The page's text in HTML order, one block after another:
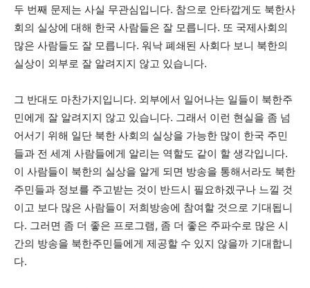
두 번째 문제는 사실 무관심입니다. 참으로 안타깝게도 북한사
회의 실상에 대해 한국 사람들은 잘 모릅니다. 또 국제사회의
많은 사람들도 잘 모릅니다. 워낙 폐쇄된 사회다 보니 북한의
실상이 외부로 잘 알려지지 않고 있습니다.
그 반대도 마찬가지입니다. 외부에서 일어나는 일들이 북한주
민에게 잘 알려지지 않고 있습니다. 그래서 이런 현실을 좀 넘
어서기 위해 일단 북한 사회의 실상을 가능한 많이 한국 주민
들과 전 세계 사람들에게 알리는 역할도 같이 할 생각입니다.
이 사람들이 북한의 실상을 알게 되면 방송을 통해서라도 북한
주민들과 정보를 주고받는 것이 반드시 필요하겠구나 느낄 것
이고 보다 많은 사람들이 저희방송에 참여할 것으로 기대됩니
다. 그러면 좀 더 좋은 프로그램, 좀 더 좋은 주파수로 많은 시
간의 방송을 북한주민들에게 제공할 수 있지 않을까 기대합니
다.